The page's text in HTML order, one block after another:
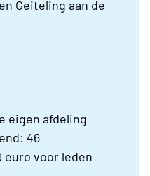
Geiteling aan de
eigen afdeling
46
euro voor leden